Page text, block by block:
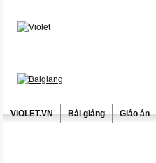
ViOLET.VN Bài giảng Giáo án